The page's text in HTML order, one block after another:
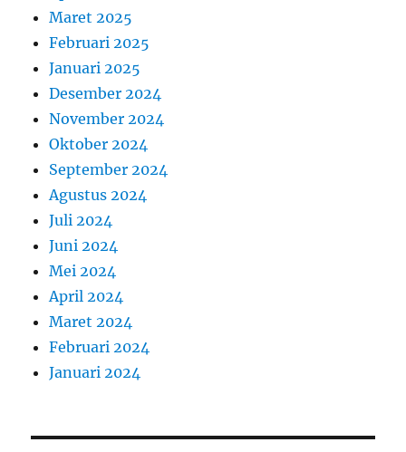
Maret 2025
Februari 2025
Januari 2025
Desember 2024
November 2024
Oktober 2024
September 2024
Agustus 2024
Juli 2024
Juni 2024
Mei 2024
April 2024
Maret 2024
Februari 2024
Januari 2024